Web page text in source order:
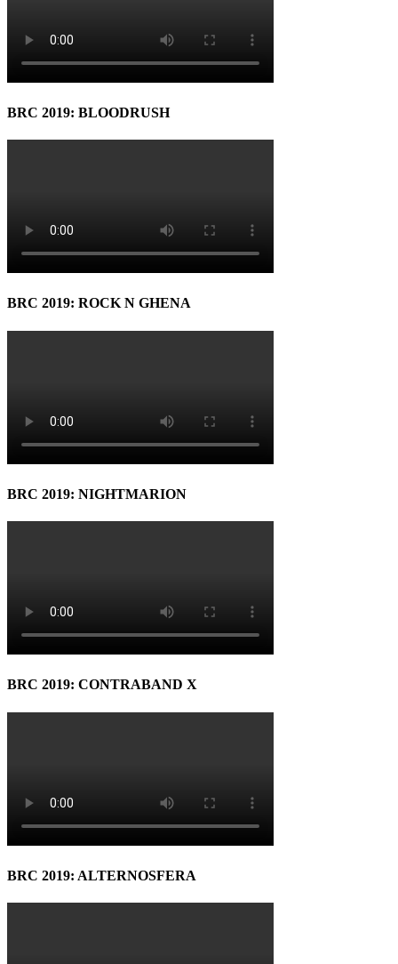
BRC 2019: BLOODRUSH
BRC 2019: ROCK N GHENA
BRC 2019: NIGHTMARION
BRC 2019: CONTRABAND X
BRC 2019: ALTERNOSFERA